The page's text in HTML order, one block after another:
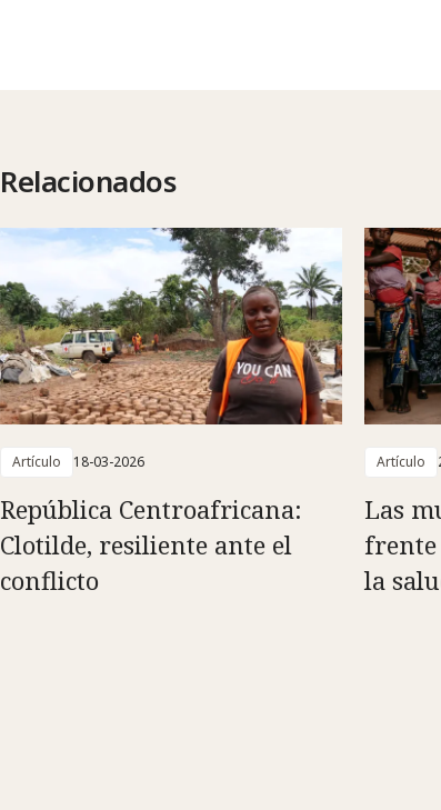
Relacionados
Artículo 18-03-2026
República Centroafricana:
Clotilde, resiliente ante el
conflicto
Artículo
Las
frente
la